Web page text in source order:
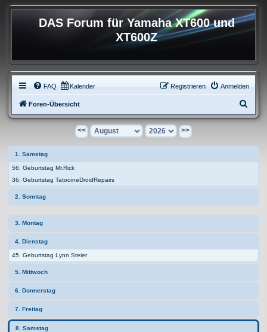
DAS Forum für Yamaha XT600 und
XT600Z
FAQ Kalender Anmelden
Registrieren
Foren-Übersicht
u
h
<< >>
1. Samstag
56. Geburtstag Mr.Rick
36. Geburtstag TatooineDroidRepairs
2. Sonntag
3. Montag
4. Dienstag
45. Geburtstag Lynn Steier
5. Mittwoch
6. Donnerstag
7. Freitag
8. Samstag